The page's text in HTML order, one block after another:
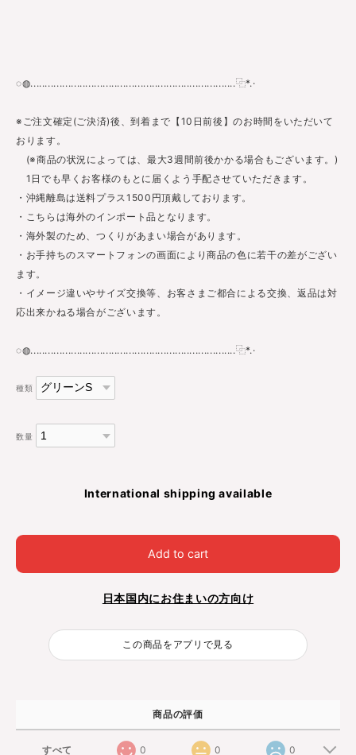
◌◍.......................................................................⿻*.·
※ご注文確定(ご決済)後、到着まで【10日前後】のお時間をいただいて
おります。
(※商品の状況によっては、最大3週間前後かかる場合もございます。)
1日でも早くお客様のもとに届くよう手配させていただきます。
・沖縄離島は送料プラス1500円頂戴しております。
・こちらは海外のインポート品となります。
・海外製のため、つくりがあまい場合があります。
・お手持ちのスマートフォンの画面により商品の色に若干の差がござい
ます。
・イメージ違いやサイズ交換等、お客さまご都合による交換、返品は対
応出来かねる場合がございます。
◌◍.......................................................................⿻*.·
種類
数量
International shipping available
Add to cart
日本国内にお住まいの方向け
この商品をアプリで見る
商品の評価
すべて 0 0 0